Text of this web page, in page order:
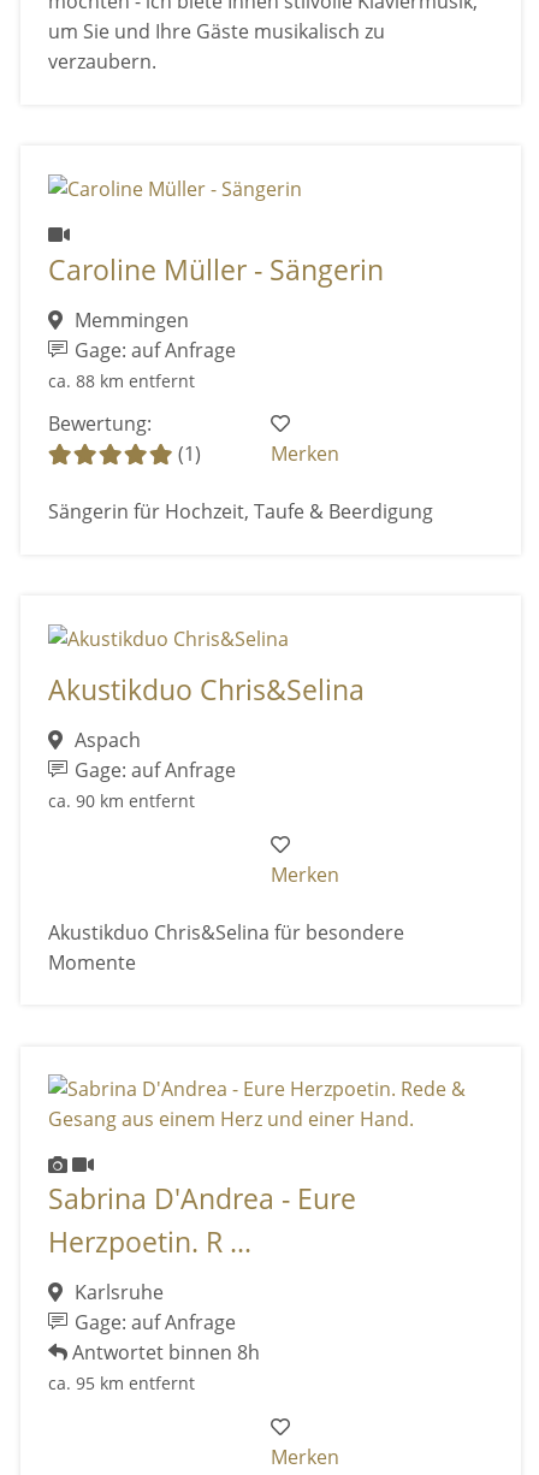
um Sie und Ihre Gäste musikalisch zu
verzaubern.
Caroline Müller - Sängerin
Memmingen
Gage: auf Anfrage
ca. 88 km entfernt
Bewertung:
(1)
Merken
Sängerin für Hochzeit, Taufe & Beerdigung
Akustikduo Chris&Selina
Aspach
Gage: auf Anfrage
ca. 90 km entfernt
Merken
Akustikduo Chris&Selina für besondere
Momente
Sabrina D'Andrea - Eure
Herzpoetin. R ...
Karlsruhe
Gage: auf Anfrage
Antwortet binnen 8h
ca. 95 km entfernt
Merken